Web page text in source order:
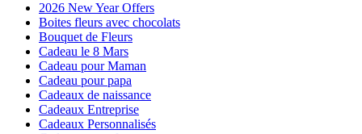
2026 New Year Offers
Boites fleurs avec chocolats
Bouquet de Fleurs
Cadeau le 8 Mars
Cadeau pour Maman
Cadeau pour papa
Cadeaux de naissance
Cadeaux Entreprise
Cadeaux Personnalisés